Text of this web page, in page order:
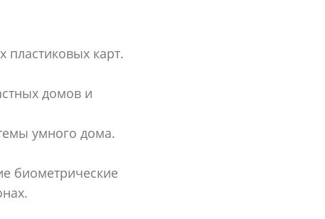
карт.
домов и
умного дома.
биометрические